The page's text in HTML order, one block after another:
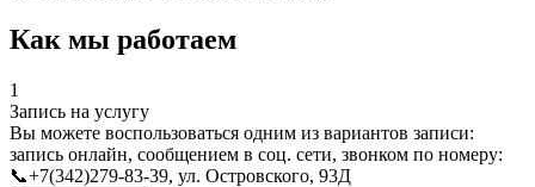
Как мы работаем
1
Запись на услугу
Вы можете воспользоваться одним из вариантов записи:
запись онлайн, сообщением в соц. сети, звонком по номеру:
📞+7(342)279-83-39, ул. Островского, 93Д